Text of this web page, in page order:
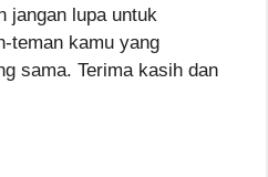
jangan lupa untuk
teman kamu yang
sama. Terima kasih dan